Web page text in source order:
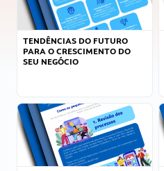
TENDÊNCIAS DO FUTURO
PARA O CRESCIMENTO DO
SEU NEGÓCIO